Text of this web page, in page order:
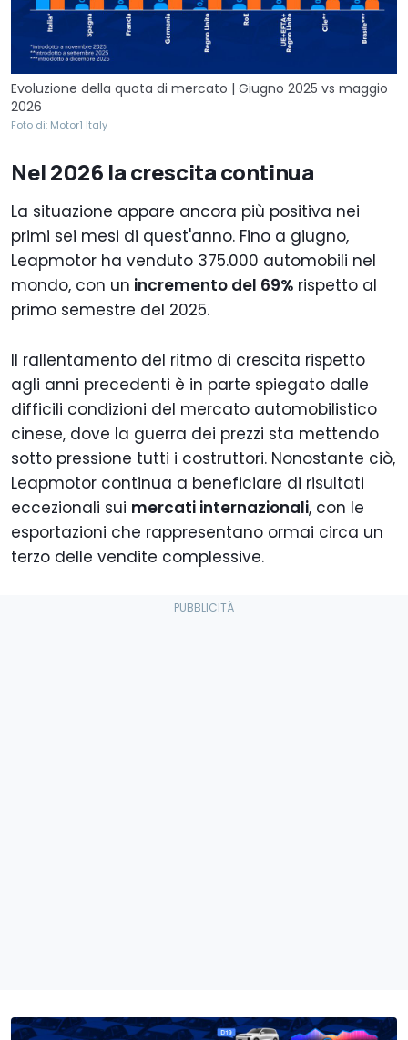
Evoluzione della quota di mercato | Giugno 2025 vs maggio
2026
Foto di: Motor1 Italy
Nel 2026 la crescita continua
La situazione appare ancora più positiva nei
primi sei mesi di quest'anno. Fino a giugno,
Leapmotor ha venduto 375.000 automobili nel
mondo, con un incremento del 69% rispetto al
primo semestre del 2025.
Il rallentamento del ritmo di crescita rispetto
agli anni precedenti è in parte spiegato dalle
difficili condizioni del mercato automobilistico
cinese, dove la guerra dei prezzi sta mettendo
sotto pressione tutti i costruttori. Nonostante ciò,
Leapmotor continua a beneficiare di risultati
eccezionali sui mercati internazionali, con le
esportazioni che rappresentano ormai circa un
terzo delle vendite complessive.